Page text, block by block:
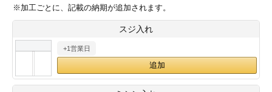
業ツール印刷
＆盛り上げ印刷
/送料について
ムカード
型マル型印刷
ード印刷
プル請求
土
1
2 3
9 10 11
12
14
15 16 17 18
19
※加工ごとに、記載の納期が追加されます。
スジ入れ
+1営業日